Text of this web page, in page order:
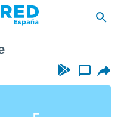
...